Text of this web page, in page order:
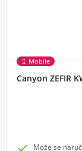
Mobile
Canyon ZEFIR
 Može se